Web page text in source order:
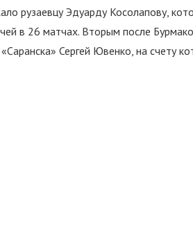
рузаевцу Эдуарду Косолапову,
в 26 матчах. Вторым после
Сергей Ювенко, на счету